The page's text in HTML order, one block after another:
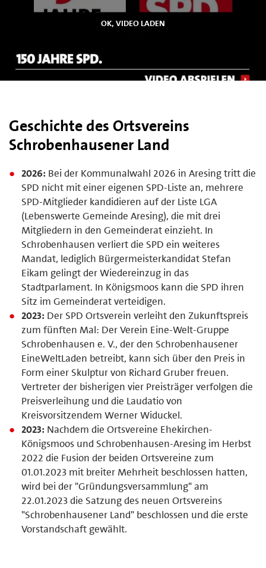
Geschichte des Ortsvereins
Schrobenhausener Land
2026: Bei der Kommunalwahl 2026 in Aresing tritt die
SPD nicht mit einer eigenen SPD-Liste an, mehrere
SPD-Mitglieder kandidieren auf der Liste LGA
(Lebenswerte Gemeinde Aresing), die mit drei
Mitgliedern in den Gemeinderat einzieht. In
Schrobenhausen verliert die SPD ein weiteres
Mandat, lediglich Bürgermeisterkandidat Stefan
Eikam gelingt der Wiedereinzug in das
Stadtparlament. In Königsmoos kann die SPD ihren
Sitz im Gemeinderat verteidigen.
2023: Der SPD Ortsverein verleiht den Zukunftspreis
zum fünften Mal: Der Verein Eine-Welt-Gruppe
Schrobenhausen e. V., der den Schrobenhausener
EineWeltLaden betreibt, kann sich über den Preis in
Form einer Skulptur von Richard Gruber freuen.
Vertreter der bisherigen vier Preisträger verfolgen die
Preisverleihung und die Laudatio von
Kreisvorsitzendem Werner Widuckel.
2023: Nachdem die Ortsvereine Ehekirchen-
Königsmoos und Schrobenhausen-Aresing im Herbst
2022 die Fusion der beiden Ortsvereine zum
01.01.2023 mit breiter Mehrheit beschlossen hatten,
wird bei der "Gründungsversammlung" am
22.01.2023 die Satzung des neuen Ortsvereins
"Schrobenhausener Land" beschlossen und die erste
Vorstandschaft gewählt.